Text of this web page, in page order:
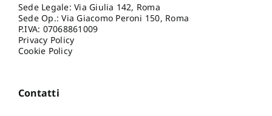
Sede Legale: Via Giulia 142, Roma
Sede Op.: Via Giacomo Peroni 150, Roma
P.IVA: 07068861009
Privacy Policy
Cookie Policy
Contatti